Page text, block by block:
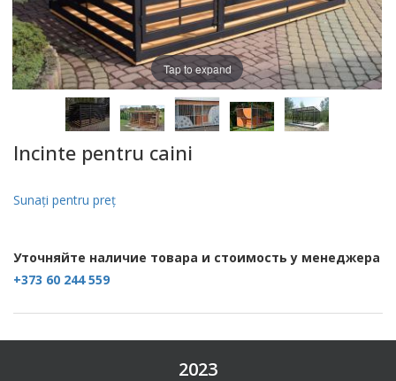
Tap to expand
Incinte pentru caini
Sunaţi pentru preţ
Уточняйте наличие товара и стоимость у менеджера
+373 60 244 559
2023